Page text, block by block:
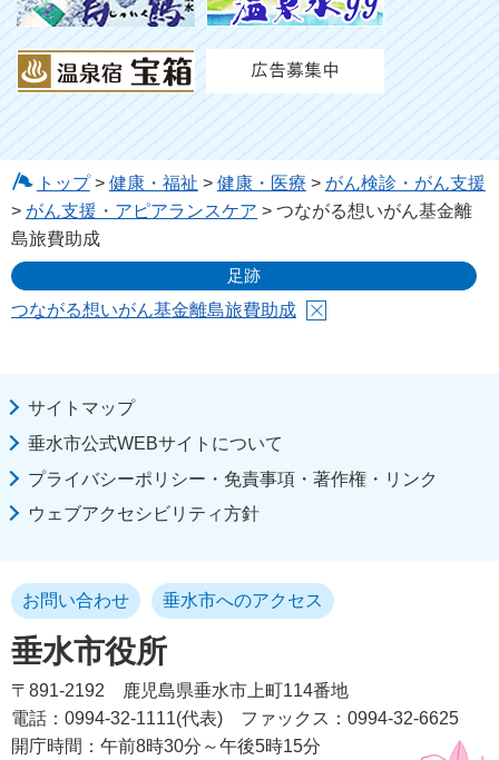
トップ> 健康・福祉 > 健康・医療 > がん検診・がん支援
> がん支援・アピアランスケア > つながる想いがん基金離
島旅費助成
足跡
つながる想いがん基金離島旅費助成
サイトマップ
垂水市公式WEBサイトについて
プライバシーポリシー・免責事項・著作権・リンク
ウェブアクセシビリティ方針
垂水市役所
お問い合わせ 垂水市へのアクセス
〒891-2192
鹿児島県垂水市上町114番地
電話：0994-32-1111(代表)
ファックス：0994-32-6625
開庁時間：午前8時30分～午後5時15分